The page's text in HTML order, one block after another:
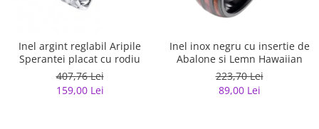
Inel argint reglabil Aripile
Sperantei placat cu rodiu
407,76 Lei
159,00 Lei
Inel inox negru cu insertie de
Abalone si Lemn Hawaiian
223,70 Lei
89,00 Lei